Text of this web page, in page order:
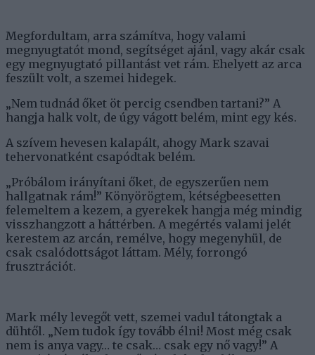
Megfordultam, arra számítva, hogy valami
megnyugtatót mond, segítséget ajánl, vagy akár csak
egy megnyugtató pillantást vet rám. Ehelyett az arca
feszült volt, a szemei hidegek.
„Nem tudnád őket öt percig csendben tartani?” A
hangja halk volt, de úgy vágott belém, mint egy kés.
A szívem hevesen kalapált, ahogy Mark szavai
tehervonatként csapódtak belém.
„Próbálom irányítani őket, de egyszerűen nem
hallgatnak rám!” Könyörögtem, kétségbeesetten
felemeltem a kezem, a gyerekek hangja még mindig
visszhangzott a háttérben. A megértés valami jelét
kerestem az arcán, remélve, hogy megenyhül, de
csak csalódottságot láttam. Mély, forrongó
frusztrációt.
Mark mély levegőt vett, szemei vadul tátongtak a
dühtől. „Nem tudok így tovább élni! Most még csak
nem is anya vagy… te csak… csak egy nő vagy!” A